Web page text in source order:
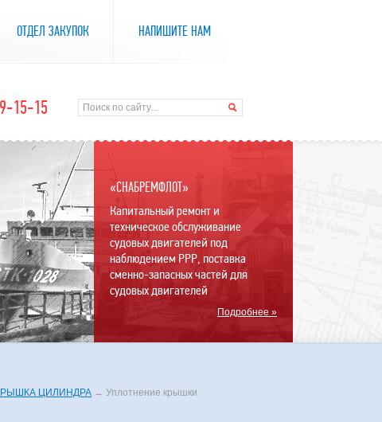
«СНАБРЕМФЛОТ»
Капитальный ремонт и
техническое обслуживание
судовых двигателей под
наблюдением РРР, поставка
сменно-запасных частей для
судовых двигателей
Подробнее »
ЦИЛИНДРА → Уплотнение крышки
ОТДЕЛ ЗАКУПОК НАПИШИТЕ НАМ
15-15